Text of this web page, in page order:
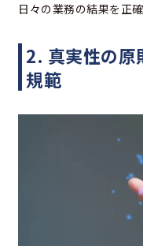
日々の業務の結果を正
2. 真実性の原
規範